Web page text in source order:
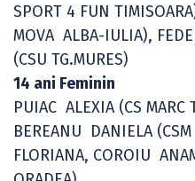
SPORT 4 FUN
MOVA ALBA-IULIA),
(CSU TG.MURES)
14 ani Feminin
PUIAC ALEXIA (CS MARC
BEREANU DANIELA
FLORIANA, COROIU